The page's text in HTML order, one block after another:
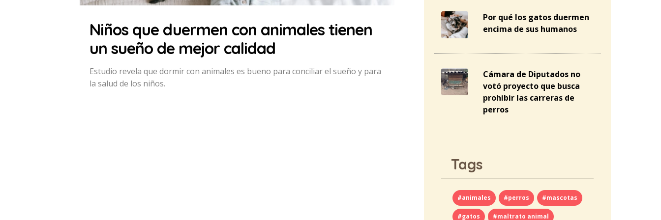
Niños que duermen con animales tienen
un sueño de mejor calidad
Estudio revela que dormir con animales es bueno para conciliar el sueño y para
la salud de los niños.
Por qué los gatos duermen
encima de sus humanos
Cámara de Diputados no
votó proyecto que busca
prohibir las carreras de
perros
Tags
#animales #perros #mascotas
#gatos #maltrato animal